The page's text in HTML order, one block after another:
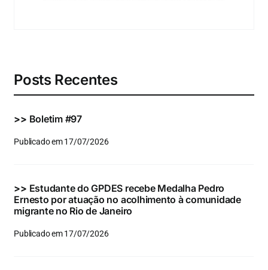
Posts Recentes
>> Boletim #97
Publicado em 17/07/2026
>> Estudante do GPDES recebe Medalha Pedro
Ernesto por atuação no acolhimento à comunidade
migrante no Rio de Janeiro
Publicado em 17/07/2026